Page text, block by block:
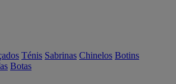
Ténis Sabrinas Chinelos Botins
Botas